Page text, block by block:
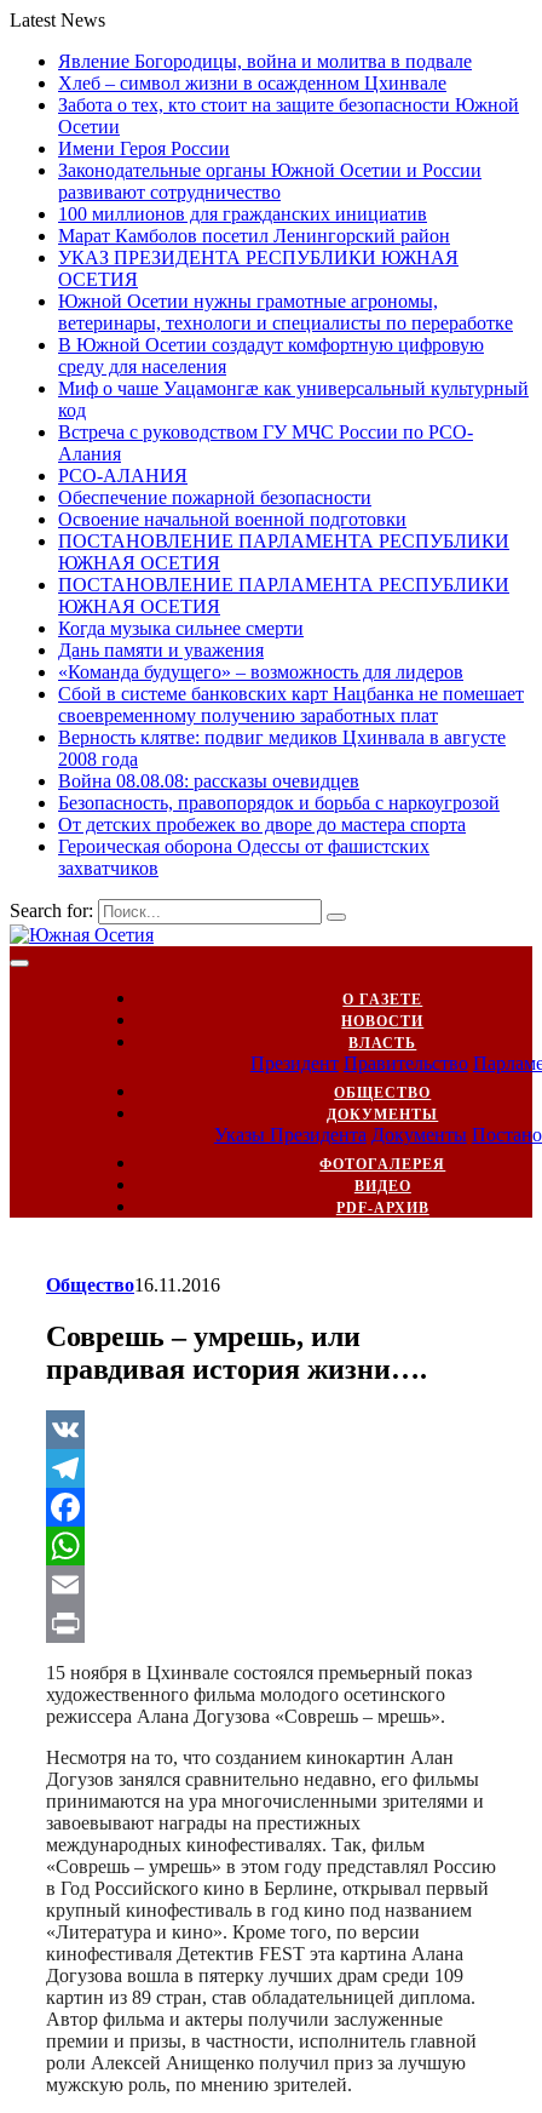
Latest News
Явление Богородицы, война и молитва в подвале
Хлеб – символ жизни в осажденном Цхинвале
Забота о тех, кто стоит на защите безопасности Южной
Осетии
Имени Героя России
Законодательные органы Южной Осетии и России
развивают сотрудничество
100 миллионов для гражданских инициатив
Марат Камболов посетил Ленингорский район
УКАЗ ПРЕЗИДЕНТА РЕСПУБЛИКИ ЮЖНАЯ
ОСЕТИЯ
Южной Осетии нужны грамотные агрономы,
ветеринары, технологи и специалисты по переработке
В Южной Осетии создадут комфортную цифровую
среду для населения
Миф о чаше Уацамонгæ как универсальный культурный
код
Встреча с руководством ГУ МЧС России по РСО-
Алания
РСО-АЛАНИЯ
Обеспечение пожарной безопасности
Освоение начальной военной подготовки
ПОСТАНОВЛЕНИЕ ПАРЛАМЕНТА РЕСПУБЛИКИ
ЮЖНАЯ ОСЕТИЯ
ПОСТАНОВЛЕНИЕ ПАРЛАМЕНТА РЕСПУБЛИКИ
ЮЖНАЯ ОСЕТИЯ
Когда музыка сильнее смерти
Дань памяти и уважения
«Команда будущего» – возможность для лидеров
Сбой в системе банковских карт Нацбанка не помешает
своевременному получению заработных плат
Верность клятве: подвиг медиков Цхинвала в августе
2008 года
Война 08.08.08: рассказы очевидцев
Безопасность, правопорядок и борьба с наркоугрозой
От детских пробежек во дворе до мастера спорта
Героическая оборона Одессы от фашистских
захватчиков
Search for:
О ГАЗЕТЕ
НОВОСТИ
ВЛАСТЬ
Президент Правительство
ОБЩЕСТВО
ДОКУМЕНТЫ
Указы Президента Документы
ФОТОГАЛЕРЕЯ
ВИДЕО
PDF-АРХИВ
Общество16.11.2016
Соврешь – умрешь, или
правдивая история жизни….
VK
Telegram
Facebook
WhatsApp
Email
Print
15 ноября в Цхинвале состоялся премьерный показ
художественного фильма молодого осетинского
режиссера Алана Догузова «Соврешь – мрешь».
Несмотря на то, что созданием кинокартин Алан
Догузов занялся сравнительно недавно, его фильмы
принимаются на ура многочисленными зрителями и
завоевывают награды на престижных
международных кинофестивалях. Так, фильм
«Соврешь – умрешь» в этом году представлял Россию
в Год Российского кино в Берлине, открывал первый
крупный кинофестиваль в год кино под названием
«Литература и кино». Кроме того, по версии
кинофестиваля Детектив FEST эта картина Алана
Догузова вошла в пятерку лучших драм среди 109
картин из 89 стран, став обладательницей диплома.
Автор фильма и актеры получили заслуженные
премии и призы, в частности, исполнитель главной
роли Алексей Анищенко получил приз за лучшую
мужскую роль, по мнению зрителей.